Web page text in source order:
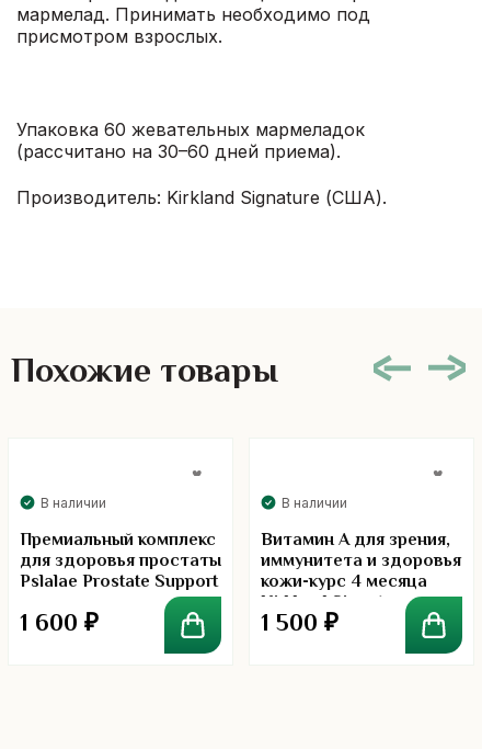
мармелад. Принимать необходимо под
присмотром взрослых.
Упаковка 60 жевательных мармеладок
(рассчитано на 30–60 дней приема).
Производитель: Kirkland Signature (США).
Похожие товары
В наличии
Премиальный комплекс
для здоровья простаты
Pslalae Prostate Support
1 600 ₽
В наличии
Витамин А для зрения,
иммунитета и здоровья
кожи-курс 4 месяца
Kirkland Signature
Vitamin A 10,000 IU
1 500 ₽